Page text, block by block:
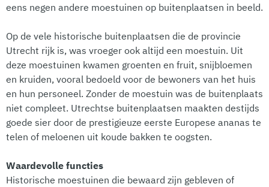
eens negen andere moestuinen op buitenplaatsen in beeld.
Op de vele historische buitenplaatsen die de provincie
Utrecht rijk is, was vroeger ook altijd een moestuin. Uit
deze moestuinen kwamen groenten en fruit, snijbloemen
en kruiden, vooral bedoeld voor de bewoners van het huis
en hun personeel. Zonder de moestuin was de buitenplaats
niet compleet. Utrechtse buitenplaatsen maakten destijds
goede sier door de prestigieuze eerste Europese ananas te
telen of meloenen uit koude bakken te oogsten.
Waardevolle functies
Historische moestuinen die bewaard zijn gebleven of